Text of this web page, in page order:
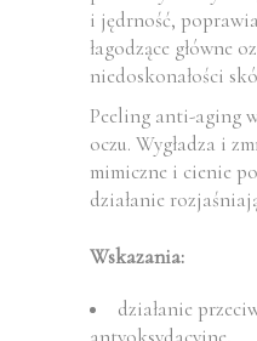
i jędrność,
łagodzące główne
niedoskonałości
Peeling anti-aging
oczu. Wygładza i
mimiczne i cienie
działanie
Wskazania:
działanie